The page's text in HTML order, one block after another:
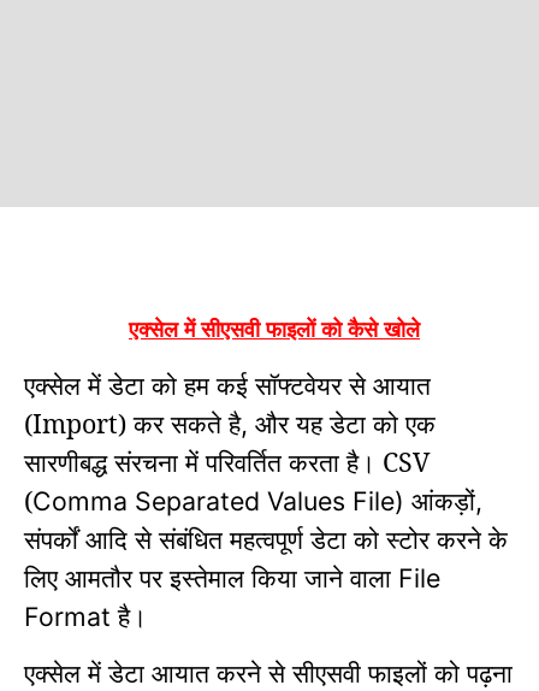
एक्सेल में सीएसवी फाइलों को कैसे खोले
एक्सेल में डेटा को हम कई सॉफ्टवेयर से आयात
(Import) कर सकते है, और यह डेटा को एक
सारणीबद्ध संरचना में परिवर्तित करता है। CSV
(Comma Separated Values File) आंकड़ों,
संपर्कों आदि से संबंधित महत्वपूर्ण डेटा को स्टोर करने के
लिए आमतौर पर इस्तेमाल किया जाने वाला File
Format है।
एक्सेल में डेटा आयात करने से सीएसवी फाइलों को पढ़ना